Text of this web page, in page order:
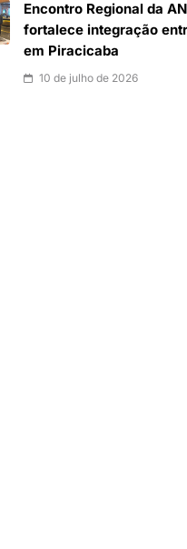
Encontro Regional da
fortalece integração
em Piracicaba
10 de julho de 2026